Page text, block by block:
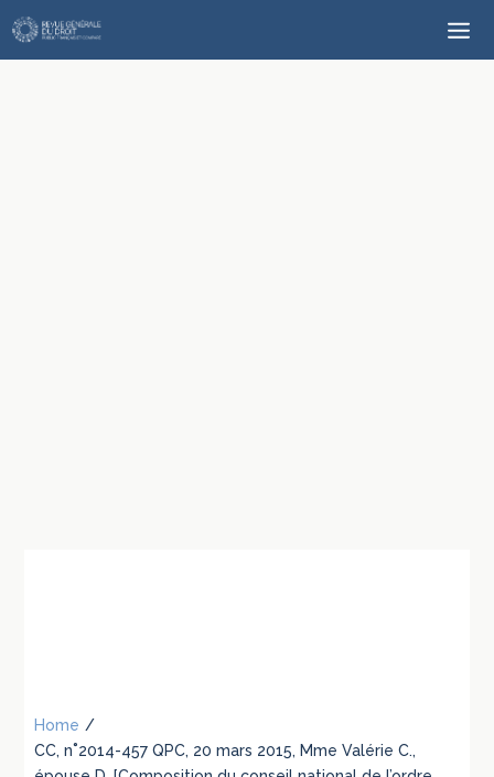
Home /
CC, n˚2014-457 QPC, 20 mars 2015, Mme Valérie C.,